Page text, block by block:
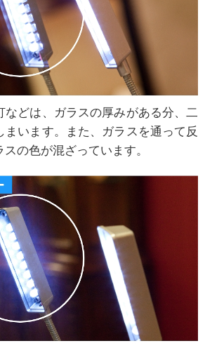
などは、ガラスの厚みがある分、二
まいます。また、ガラスを通って反
の色が混ざっています。